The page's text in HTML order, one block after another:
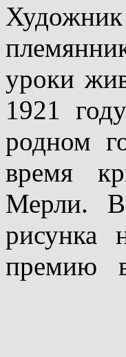
уроки
1921
родном
время
Мерли.
рисунка
премию